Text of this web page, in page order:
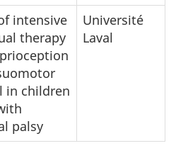
intensive
therapy
in children
palsy
Université
Laval